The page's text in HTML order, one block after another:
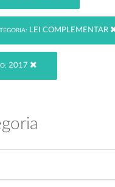
LEI COMPLEMENTAR
2017